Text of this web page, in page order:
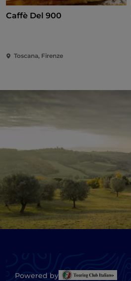
Caffè Del 900
Toscana, Firenze
Powered by